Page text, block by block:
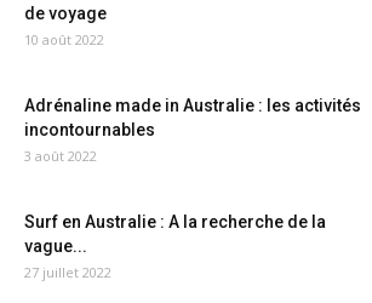
de voyage
10 août 2022
Adrénaline made in Australie : les activités
incontournables
3 août 2022
Surf en Australie : A la recherche de la
vague...
27 juillet 2022